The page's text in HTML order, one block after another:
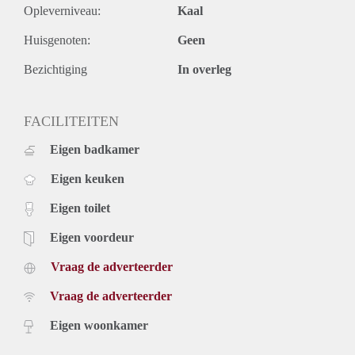
- Gunning voorbehouden aan verhuurder.
- Aanvaarding per 1 december 2021.
Opleverniveau: Kaal
Huisgenoten: Geen
Bezichtiging In overleg
FACILITEITEN
Eigen badkamer
Eigen keuken
Eigen toilet
Eigen voordeur
Vraag de adverteerder
Vraag de adverteerder
Eigen woonkamer